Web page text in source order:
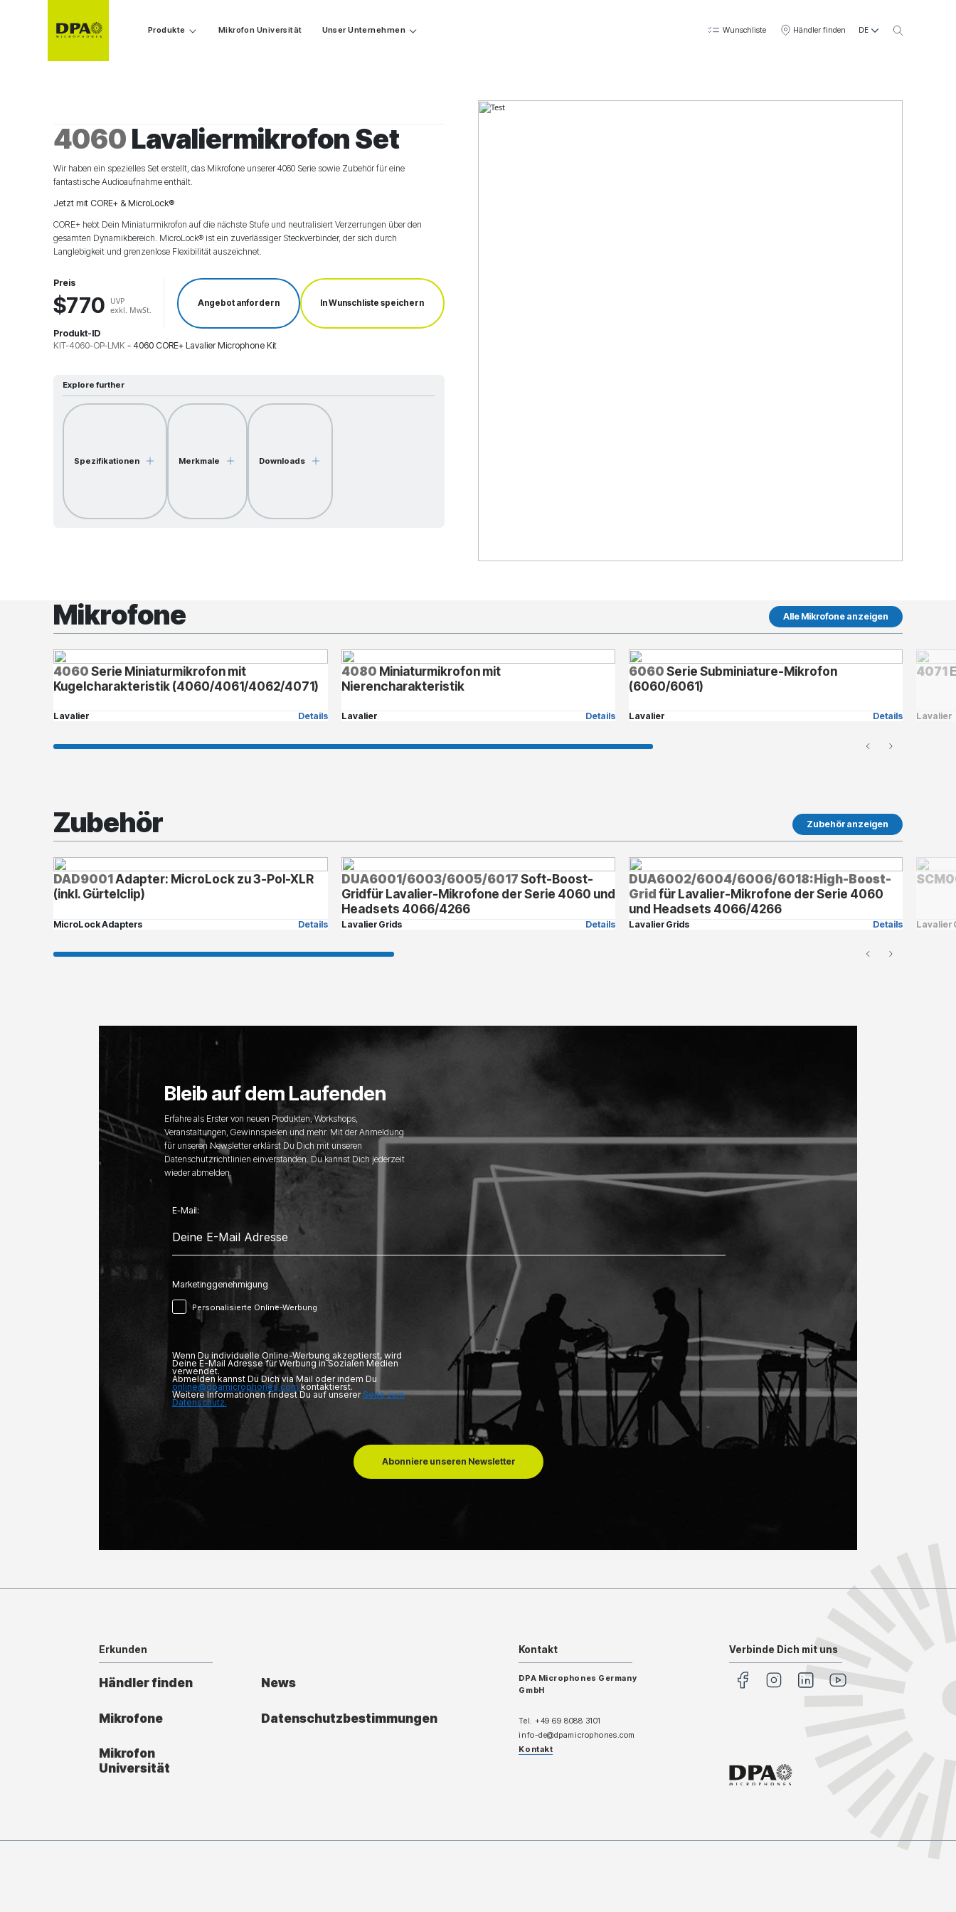
Produkte Mikrofon Universität Unser Unternehmen Wunschliste Händler finden DE
4060Lavaliermikrofon Set
Wir haben ein spezielles Set erstellt, das Mikrofone unserer 4060 Serie sowie Zubehör für eine
fantastische Audioaufnahme enthält.
Jetzt mit CORE+ & MicroLock®
CORE+ hebt Dein Miniaturmikrofon auf die nächste Stufe und neutralisiert Verzerrungen über den
gesamten Dynamikbereich. MicroLock® ist ein zuverlässiger Steckverbinder, der sich durch
Langlebigkeit und grenzenlose Flexibilität auszeichnet.
Preis
$770
UVP
exkl. MwSt.
Angebot anfordern In Wunschliste speichern
Produkt-ID
KIT-4060-OP-LMK - 4060 CORE+ Lavalier Microphone Kit
Explore further
Spezifikationen Merkmale Downloads
Mikrofone Alle Mikrofone anzeigen
4060Serie Miniaturmikrofon mit
Kugelcharakteristik (4060/4061/4062/4071)
Lavalier Details
4080 Miniaturmikrofon mit
Nierencharakteristik
Lavalier Details
6060Serie Subminiature-Mikrofon
(6060/6061)
Lavalier Details
4071
Lavalier
Zubehör Zubehör anzeigen
DAD9001Adapter: MicroLock zu 3-Pol-XLR
(inkl. Gürtelclip)
MicroLock Adapters Details
DUA6001/6003/6005/6017Soft-Boost-
Gridfür Lavalier-Mikrofone der Serie 4060 und
Headsets 4066/4266
Lavalier Grids Details
DUA6002/6004/6006/6018:High-Boost-
Gridfür Lavalier-Mikrofone der Serie 4060
und Headsets 4066/4266
Lavalier Grids Details Lavalier
Bleib auf dem Laufenden
Erfahre als Erster von neuen Produkten, Workshops,
Veranstaltungen, Gewinnspielen und mehr. Mit der Anmeldung
für unseren Newsletter erklärst Du Dich mit unseren
Datenschutzrichtlinien einverstanden. Du kannst Dich jederzeit
wieder abmelden.
E-Mail:
Marketinggenehmigung
Personalisierte Online-Werbung
Wenn Du individuelle Online-Werbung akzeptierst, wird
Deine E-Mail Adresse für Werbung in Sozialen Medien
verwendet.
Abmelden kannst Du Dich via Mail oder indem Du
online@dpamicrophones.com kontaktierst.
Weitere Informationen findest Du auf unserer Seite zum
Datenschutz.
Abonniere unseren Newsletter
Erkunden
Händler finden News
Mikrofone Datenschutzbestimmungen
Mikrofon
Universität
Kontakt
DPA Microphones Germany
GmbH
Tel. +49 69 8088 3101
info-de@dpamicrophones.com
Kontakt
Verbinde Dich mit uns